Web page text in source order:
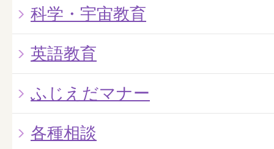
科学・宇宙教育
英語教育
ふじえだマナー
各種相談